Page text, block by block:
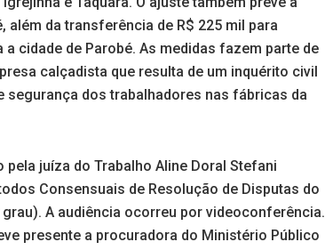
da transferência de R$ 225 mil para
cidade de Parobé. As medidas fazem parte de
calçadista que resulta de um inquérito civil
dos trabalhadores nas fábricas da
juíza do Trabalho Aline Doral Stefani
Consensuais de Resolução de Disputas do
A audiência ocorreu por videoconferência.
presente a procuradora do Ministério Público